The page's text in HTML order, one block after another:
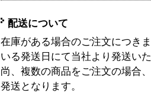
配送について
在庫がある場合のご注文につき
いる発送日にて当社より発送い
尚、複数の商品をご注文の場合
発送となります。